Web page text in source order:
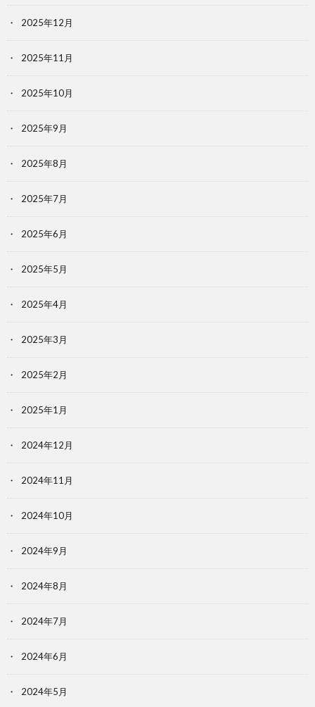
2025年12月
2025年11月
2025年10月
2025年9月
2025年8月
2025年7月
2025年6月
2025年5月
2025年4月
2025年3月
2025年2月
2025年1月
2024年12月
2024年11月
2024年10月
2024年9月
2024年8月
2024年7月
2024年6月
2024年5月